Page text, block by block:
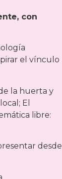
con
el vínculo
la huerta y
El
libre:
desde